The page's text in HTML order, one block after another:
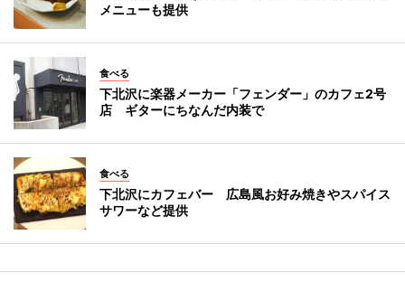
メニューも提供
食べる
下北沢に楽器メーカー「フェンダー」のカフェ2号
店 ギターにちなんだ内装で
食べる
下北沢にカフェバー 広島風お好み焼きやスパイス
サワーなど提供